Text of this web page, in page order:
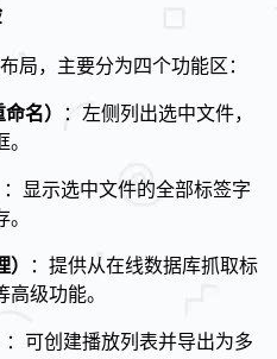
局，主要分为四个功能区：
名）
：左侧列出选中文件，
：显示选中文件的全部标签字
：提供从在线数据库抓取标
级功能。
：可创建播放列表并导出为多